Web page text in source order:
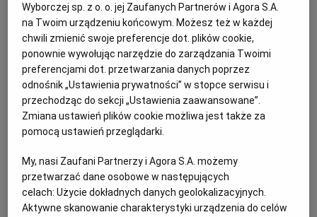
Kat: Syndycy i Komornicy Miejscowość: Wrocław
Sortuj wg daty: od najnowszej
Ogłoszenia standardowe
Syndyk masy upadłości sprzeda z wolnej ręki
nieruchomości
Syndycy i Komornicy
Nieruchomości
Ogłoszenie aktualne od2026-08-06do2026-09-02
Wyborczej sp. z o. o. jej Zaufanych Partnerów i Agora S.A.
na Twoim urządzeniu końcowym. Możesz też w każdej
chwili zmienić swoje preferencje dot. plików cookie,
ponownie wywołując narzędzie do zarządzania Twoimi
preferencjami dot. przetwarzania danych poprzez
odnośnik „Ustawienia prywatności” w stopce serwisu i
przechodząc do sekcji „Ustawienia zaawansowane”.
Zmiana ustawień plików cookie możliwa jest także za
pomocą ustawień przeglądarki.
My, nasi Zaufani Partnerzy i Agora S.A. możemy
przetwarzać dane osobowe w następujących
celach:Użycie dokładnych danych geolokalizacyjnych.
Aktywne skanowanie charakterystyki urządzenia do celów